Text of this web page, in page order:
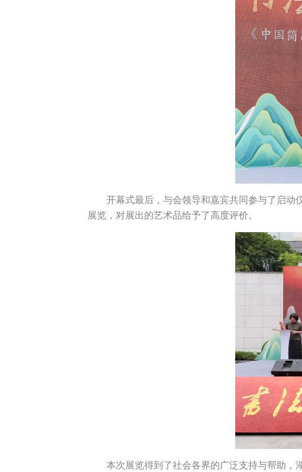
开幕式最后，与会领导和嘉宾共同参与了启动
展览，对展出的艺术品给予了高度评价。
本次展览得到了社会各界的广泛支持与帮助，